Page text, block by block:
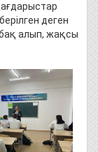
деген
алып, жақсы